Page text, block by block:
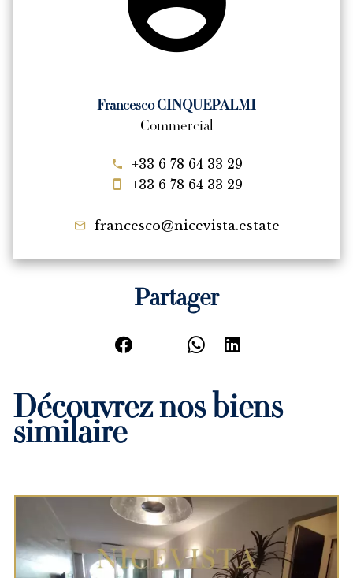
Francesco CINQUEPALMI
Commercial
+33 6 78 64 33 29
+33 6 78 64 33 29
francesco@nicevista.estate
Partager
Découvrez nos biens
similaire